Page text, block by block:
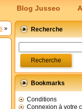
Blog Jusseo
» Recherche
Bookmarks
Conditions
Connexion à votre